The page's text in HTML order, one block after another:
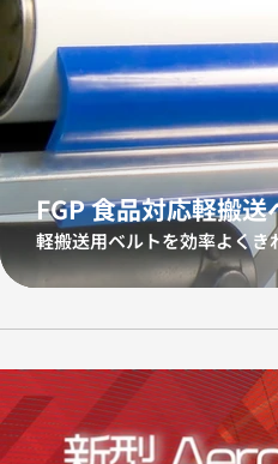
FGP 食品対応軽搬
軽搬送用ベルトを効率よくき